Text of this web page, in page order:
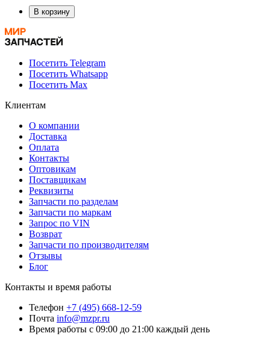
В корзину
Посетить Telegram
Посетить Whatsapp
Посетить Max
Клиентам
О компании
Доставка
Оплата
Контакты
Оптовикам
Поставщикам
Реквизиты
Запчасти по разделам
Запчасти по маркам
Запрос по VIN
Возврат
Запчасти по производителям
Отзывы
Блог
Контакты и время работы
Телефон +7 (495) 668-12-59
Почта info@mzpr.ru
Время работы с 09:00 до 21:00 каждый день